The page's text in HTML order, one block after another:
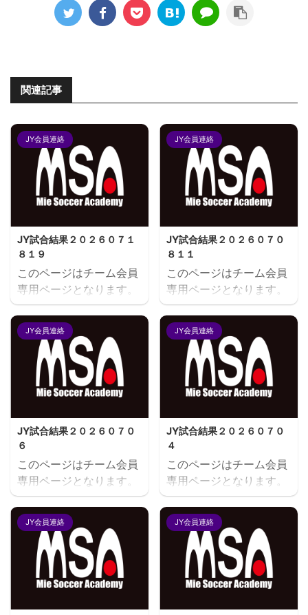
関連記事
JY会員連絡
JY試合結果２０２６０７１
８１９
このページはチーム会員
専用ページとなります。
閲覧にはユーザー名とパ
スワードにてログインが
必要となります。既存ユ
ーザのログインユーザー
名またはメールアドレス
パスワード ログイン状態
JY会員連絡
JY試合結果２０２６０７０
８１１
このページはチーム会員
専用ページとなります。
閲覧にはユーザー名とパ
スワードにてログインが
必要となります。既存ユ
ーザのログインユーザー
名またはメールアドレス
パスワード ログイン状態
JY会員連絡
JY試合結果２０２６０７０
６
このページはチーム会員
専用ページとなります。
閲覧にはユーザー名とパ
スワードにてログインが
必要となります。既存ユ
ーザのログインユーザー
名またはメールアドレス
パスワード ログイン状態
JY会員連絡
JY試合結果２０２６０７０
４
このページはチーム会員
専用ページとなります。
閲覧にはユーザー名とパ
スワードにてログインが
必要となります。既存ユ
ーザのログインユーザー
名またはメールアドレス
パスワード ログイン状態
JY会員連絡 JY会員連絡